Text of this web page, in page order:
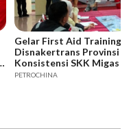
Gelar First Aid Training
Disnakertrans Provinsi
Konsistensi SKK Migas -
PETROCHINA